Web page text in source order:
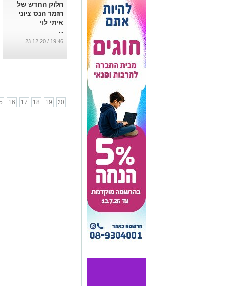
הלוק החדש של
הזמר הנס ציוני
איתי לוי
...
19:46 / 23.12.20
16 17 18 19
20